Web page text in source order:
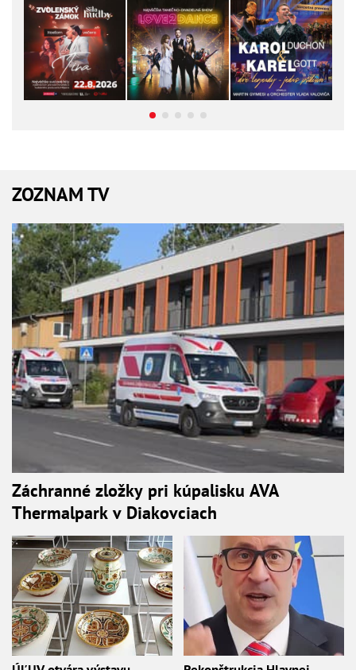
ZOZNAM TV
Záchranné zložky pri kúpalisku AVA
Thermalpark v Diakovciach